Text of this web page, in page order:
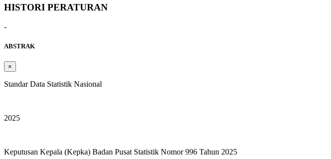
HISTORI PERATURAN
-
ABSTRAK
×
Standar Data Statistik Nasional
2025
Keputusan Kepala (Kepka) Badan Pusat Statistik Nomor 996 Tahun 2025